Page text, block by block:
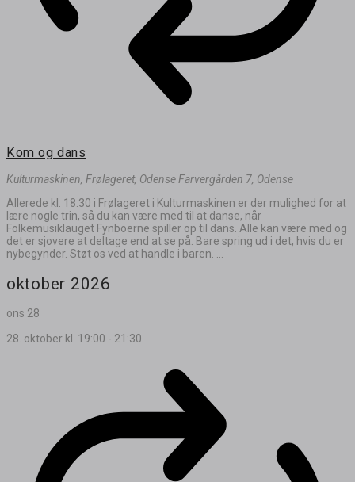
Kom og dans
Kulturmaskinen, Frølageret, OdenseFarvergården 7, Odense
Allerede kl. 18.30 i Frølageret i Kulturmaskinen er der mulighed for at
lære nogle trin, så du kan være med til at danse, når
Folkemusiklauget Fynboerne spiller op til dans. Alle kan være med og
det er sjovere at deltage end at se på. Bare spring ud i det, hvis du er
nybegynder. Støt os ved at handle i baren. ...
oktober 2026
ons 28
28. oktober kl. 19:00 - 21:30